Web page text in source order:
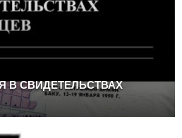
В СВИДЕТЕЛЬСТВАХ